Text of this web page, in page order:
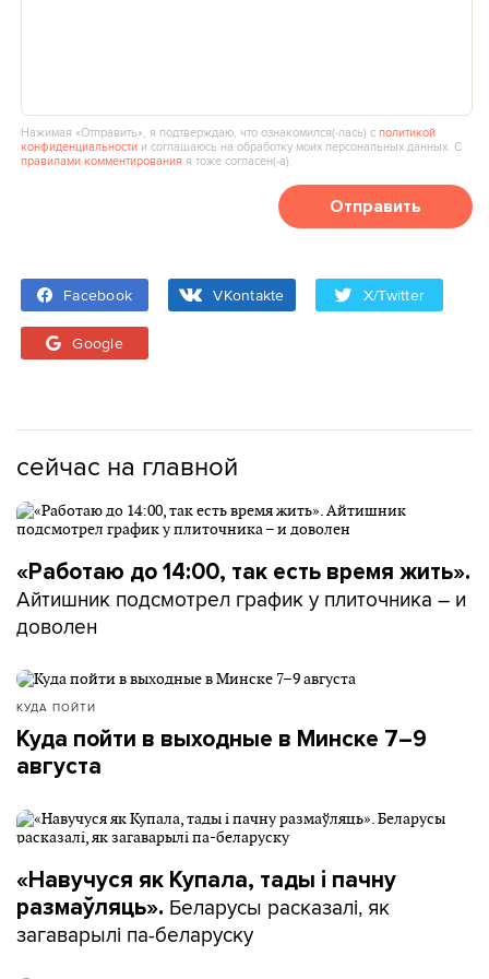
Нажимая «Отправить», я подтверждаю, что ознакомился(‑лась) сполитикой
конфиденциальности и соглашаюсь на обработку моих персональных данных. С
правилами комментирования я тоже согласен(‑а).
Отправить
Facebook VKontakte X/Twitter
Google
сейчас на главной
«Работаю до 14:00, так есть время жить».
Айтишник подсмотрел график у плиточника – и
доволен
КУДА ПОЙТИ
Куда пойти в выходные в Минске 7–9
августа
«Навучуся як Купала, тады і пачну
размаўляць». Беларусы расказалі, як
загаварылі па-беларуску